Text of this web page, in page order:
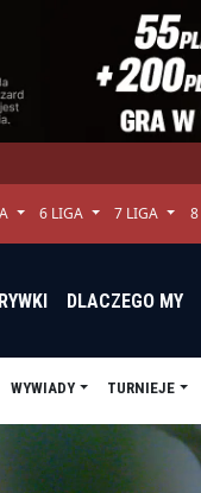
6 LIGA 7 LIGA
DLACZEGO MY
WYWIADY TURNIEJE